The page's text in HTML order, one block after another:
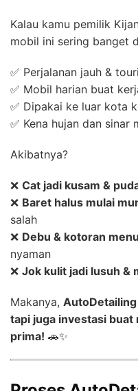
Kalau kamu pemilik
mobil ini sering banget
✅ Perjalanan jauh &
✅ Mobil harian buat
✅ Dipakai ke luar kota
✅ Kena hujan dan sinar
Akibatnya?
❌ Cat jadi kusam &
❌ Baret halus mulai
salah
❌ Debu & kotoran
nyaman
❌ Jok kulit jadi lusuh &
Makanya,
tapi juga investasi
prima! 🚗✨